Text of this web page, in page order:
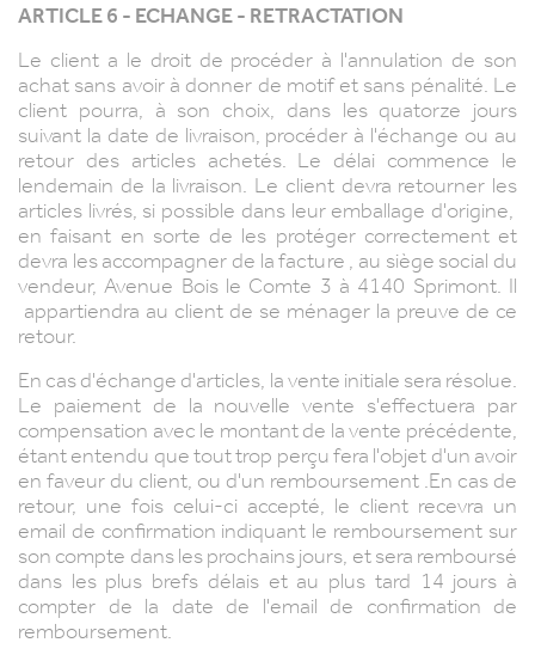
ARTICLE 6 - ECHANGE - RETRACTATION
Le client a le droit de procéder à l'annulation de son
achat sans avoir à donner de motif et sans pénalité. Le
client pourra, à son choix, dans les quatorze jours
suivant la date de livraison, procéder à l'échange ou au
retour des articles achetés. Le délai commence le
lendemain de la livraison. Le client devra retourner les
articles livrés, si possible dans leur emballage d'origine,
en faisant en sorte de les protéger correctement et
devra les accompagner de la facture , au siège social du
vendeur,Avenue Bois le Comte 3 à 4140 Sprimont. Il
appartiendra au client de se ménager la preuve de ce
retour.
En cas d'échange d'articles, la vente initiale sera résolue.
Le paiement de la nouvelle vente s'effectuera par
compensation avec le montant de la vente précédente,
étant entendu que tout trop perçu fera l'objet d'un avoir
en faveur du client, ou d'un remboursement .En cas de
retour, une fois celui-ci accepté, le client recevra un
email de confirmation indiquant le remboursement sur
son compte dans les prochains jours, et sera remboursé
dans les plus brefs délais et au plus tard 14 jours à
compter de la date de l'email de confirmation de
remboursement.